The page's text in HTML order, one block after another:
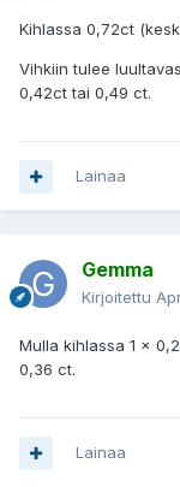
Kihlassa 0,72ct
Vihkiin tulee
0,42ct tai 0,49 ct.
Lainaa
Gemma
Kirjoitettu
Mulla kihlassa 1 x
0,36 ct.
Lainaa